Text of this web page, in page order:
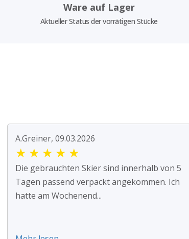
Ware auf Lager
Aktueller Status der vorrätigen Stücke
A.Greiner, 09.03.2026
★ ★ ★ ★ ★
Die gebrauchten Skier sind innerhalb von 5
Tagen passend verpackt angekommen. Ich
hatte am Wochenend...